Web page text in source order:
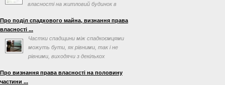
власності на житловий будинок в
Про поділ спадкового майна, визнання права
власності ...
Частки спадщини між спадкоємцями
можуть бути, як рівними, так і не
рівними, виходячи з декількох
Про визнання права власності на половину
частини ...